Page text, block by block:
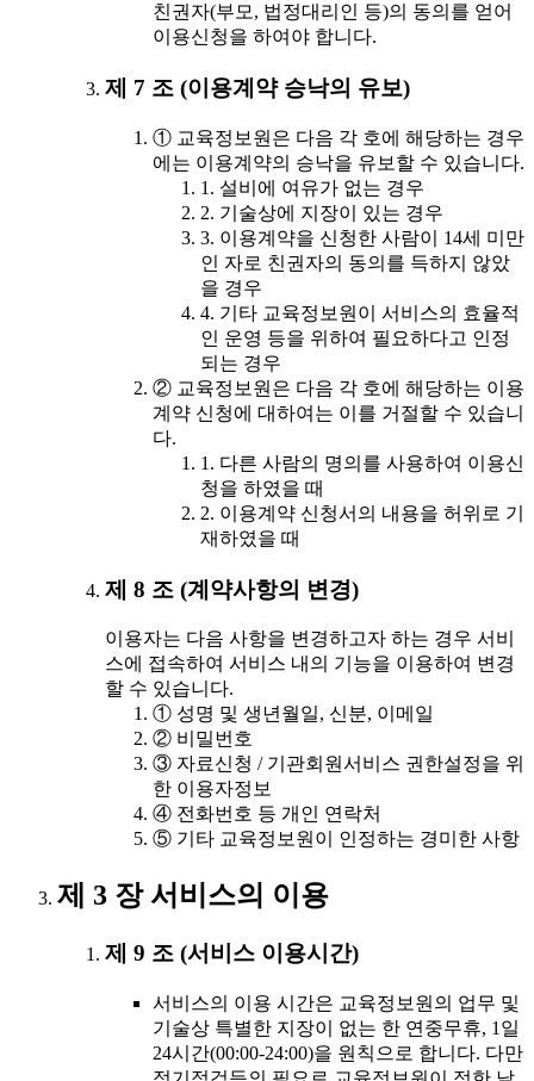
친권자(부모, 법정대리인 등)의 동의를 얻어
이용신청을 하여야 합니다.
제 7 조 (이용계약 승낙의 유보)
① 교육정보원은 다음 각 호에 해당하는 경우
에는 이용계약의 승낙을 유보할 수 있습니다.
1. 설비에 여유가 없는 경우
2. 기술상에 지장이 있는 경우
3. 이용계약을 신청한 사람이 14세 미만
인 자로 친권자의 동의를 득하지 않았
을 경우
4. 기타 교육정보원이 서비스의 효율적
인 운영 등을 위하여 필요하다고 인정
되는 경우
② 교육정보원은 다음 각 호에 해당하는 이용
계약 신청에 대하여는 이를 거절할 수 있습니
다.
1. 다른 사람의 명의를 사용하여 이용신
청을 하였을 때
2. 이용계약 신청서의 내용을 허위로 기
재하였을 때
제 8 조 (계약사항의 변경)
이용자는 다음 사항을 변경하고자 하는 경우 서비
스에 접속하여 서비스 내의 기능을 이용하여 변경
할 수 있습니다.
① 성명 및 생년월일, 신분, 이메일
② 비밀번호
③ 자료신청 / 기관회원서비스 권한설정을 위
한 이용자정보
④ 전화번호 등 개인 연락처
⑤ 기타 교육정보원이 인정하는 경미한 사항
제 3 장 서비스의 이용
제 9 조 (서비스 이용시간)
서비스의 이용 시간은 교육정보원의 업무 및
기술상 특별한 지장이 없는 한 연중무휴, 1일
24시간(00:00-24:00)을 원칙으로 합니다. 다만